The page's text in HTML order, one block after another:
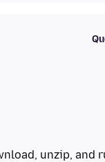
unzip, and